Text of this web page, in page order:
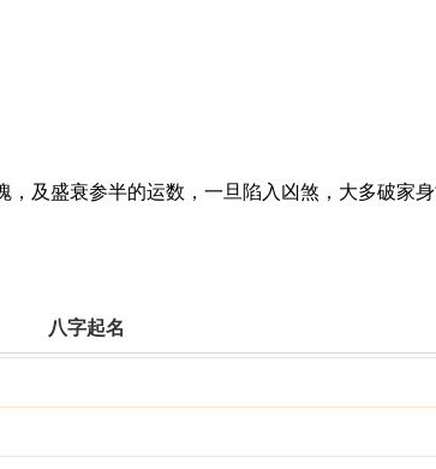
盛衰参半的运数，一旦陷入凶煞，大多破家
八字起名